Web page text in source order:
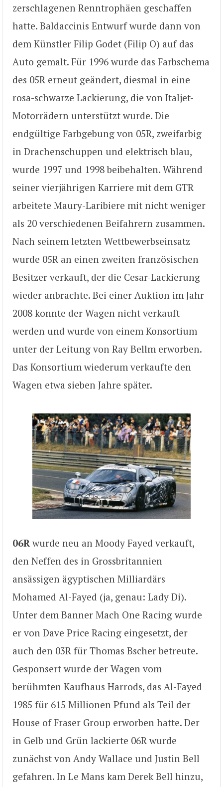
zerschlagenen Renntrophäen geschaffen
hatte. Baldaccinis Entwurf wurde dann von
dem Künstler Filip Godet (Filip O) auf das
Auto gemalt. Für 1996 wurde das Farbschema
des 05R erneut geändert, diesmal in eine
rosa-schwarze Lackierung, die von Italjet-
Motorrädern unterstützt wurde. Die
endgültige Farbgebung von 05R, zweifarbig
in Drachenschuppen und elektrisch blau,
wurde 1997 und 1998 beibehalten. Während
seiner vierjährigen Karriere mit dem GTR
arbeitete Maury-Laribiere mit nicht weniger
als 20 verschiedenen Beifahrern zusammen.
Nach seinem letzten Wettbewerbseinsatz
wurde 05R an einen zweiten französischen
Besitzer verkauft, der die Cesar-Lackierung
wieder anbrachte. Bei einer Auktion im Jahr
2008 konnte der Wagen nicht verkauft
werden und wurde von einem Konsortium
unter der Leitung von Ray Bellm erworben.
Das Konsortium wiederum verkaufte den
Wagen etwa sieben Jahre später.
06R wurde neu an Moody Fayed verkauft,
den Neffen des in Grossbritannien
ansässigen ägyptischen Milliardärs
Mohamed Al-Fayed (ja, genau: Lady Di).
Unter dem Banner Mach One Racing wurde
er von Dave Price Racing eingesetzt, der
auch den 03R für Thomas Bscher betreute.
Gesponsert wurde der Wagen vom
berühmten Kaufhaus Harrods, das Al-Fayed
1985 für 615 Millionen Pfund als Teil der
House of Fraser Group erworben hatte. Der
in Gelb und Grün lackierte 06R wurde
zunächst von Andy Wallace und Justin Bell
gefahren. In Le Mans kam Derek Bell hinzu,